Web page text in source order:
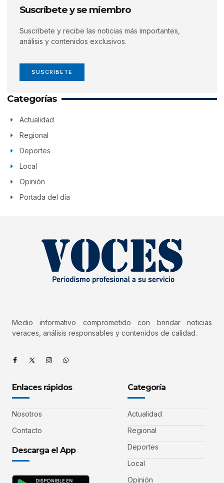
Suscríbete y se miembro
Suscríbete y recibe las noticias más importantes,
análisis y contenidos exclusivos.
SUSCRÍBETE
Categorías
Actualidad
Regional
Deportes
Local
Opinión
Portada del día
Medio informativo comprometido con brindar noticias
veraces, análisis responsables y contenidos de calidad.
Enlaces rápidos
Nosotros
Contacto
Descarga el App
Categoría
Actualidad
Regional
Deportes
Local
Opinión